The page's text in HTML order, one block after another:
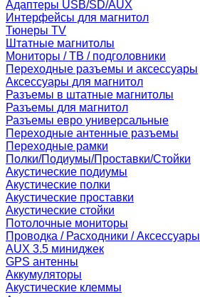
Адаптеры USB/SD/AUX
Интерфейсы для магнитол
Тюнеры TV
Штатные магнитолы
Мониторы / ТВ / подголовники
Переходные разъемы и аксессуары
Аксессуары для магнитол
Разъемы в штатные магнитолы
Разъемы для магнитол
Разъемы евро универсальные
Переходные антенные разъемы
Переходные рамки
Полки/Подиумы/Проставки/Стойки
Акустические подиумы
Акустические полки
Акустические проставки
Акустические стойки
Потолочные мониторы
Проводка / Расходники / Аксессуары
AUX 3.5 миниджек
GPS антенны
Аккумуляторы
Акустические клеммы